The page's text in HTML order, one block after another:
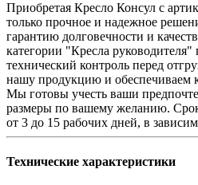
Приобретая Кресло Консул c
только прочное и надежное
гарантию долговечности и
категории "Кресла
технический контроль перед
нашу продукцию и обеспечиваем
Мы готовы учесть ваши
размеры по вашему желанию. Срок
от 3 до 15 рабочих дней, в
Технические характеристики